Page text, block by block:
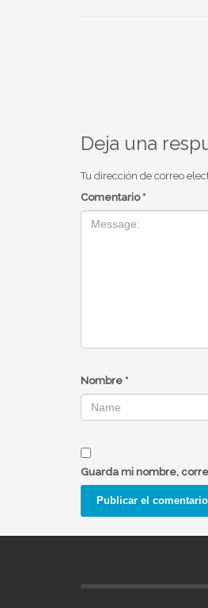
Deja una
Tu dirección de correo
Comentario *
Nombre *
Guarda mi nombre,